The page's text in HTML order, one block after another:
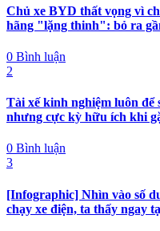
Chủ xe BYD thất vọng vì
hãng "lặng thinh": bỏ ra
0 Bình luận
2
Tài xế kinh nghiệm luôn để
nhưng cực kỳ hữu ích khi
0 Bình luận
3
[Infographic] Nhìn vào số
chạy xe điện, ta thấy ngay